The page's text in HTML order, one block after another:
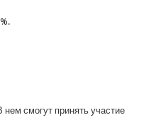
смогут принять участие